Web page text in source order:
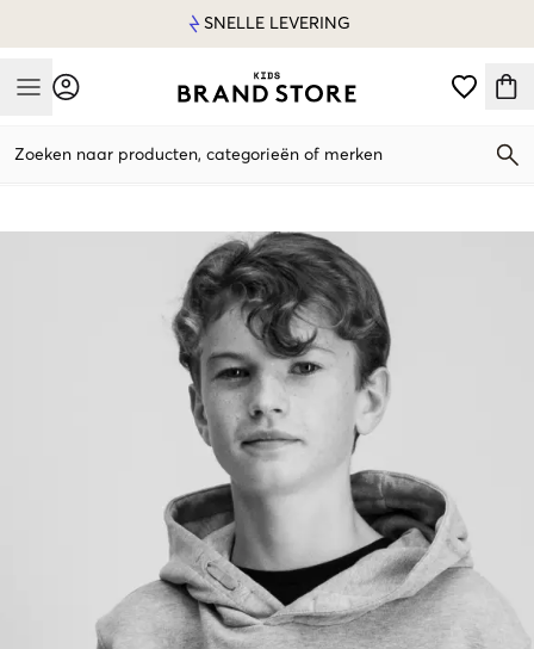
SNELLE LEVERING
Mobile Menu
Zoeken naar producten, categorieën of merken